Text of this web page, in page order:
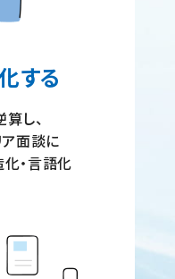
する
し、
面談に
・言語化